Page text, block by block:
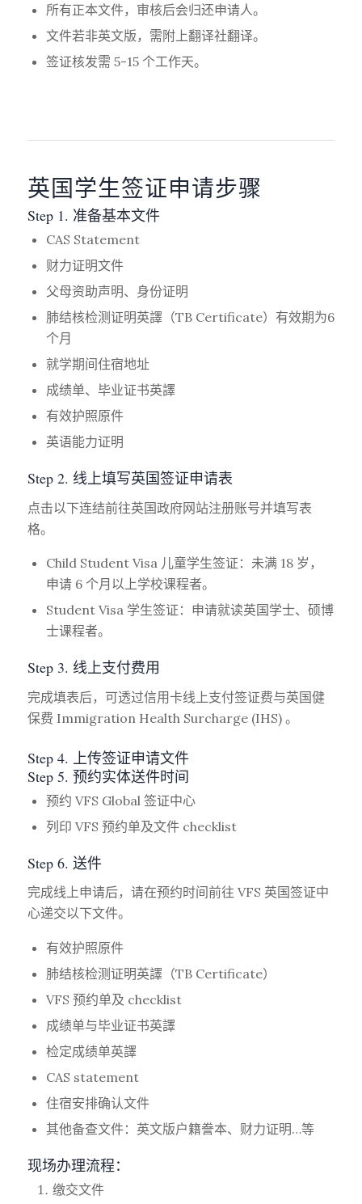
所有正本文件，审核后会归还申请人。
文件若非英文版，需附上翻译社翻译。
签证核发需 5-15 个工作天。
英国学生签证申请步骤
Step 1. 准备基本文件
CAS Statement
财力证明文件
父母资助声明、身份证明
肺结核检测证明英譯（TB Certificate）有效期为6
个月
就学期间住宿地址
成绩单、毕业证书英譯
有效护照原件
英语能力证明
Step 2. 线上填写英国签证申请表
点击以下连结前往英国政府网站注册账号并填写表
格。
Child Student Visa 儿童学生签证：未满 18 岁，
申请 6 个月以上学校课程者。
Student Visa 学生签证：申请就读英国学士、硕博
士课程者。
Step 3. 线上支付费用
完成填表后，可透过信用卡线上支付签证费与英国健
保费 Immigration Health Surcharge (IHS) 。
Step 4. 上传签证申请文件
Step 5. 预约实体送件时间
预约 VFS Global 签证中心
列印 VFS 预约单及文件 checklist
Step 6. 送件
完成线上申请后，请在预约时间前往 VFS 英国签证中
心递交以下文件。
有效护照原件
肺结核检测证明英譯（TB Certificate）
VFS 预约单及 checklist
成绩单与毕业证书英譯
检定成绩单英譯
CAS statement
住宿安排确认文件
其他备查文件：英文版户籍誊本、财力证明…等
现场办理流程：
缴交文件